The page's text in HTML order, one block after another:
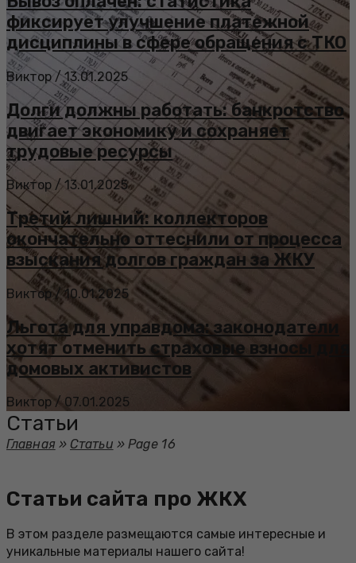
фиксирует улучшение платежной
дисциплины в сфере обращения с ТКО
Виктор / 13.01.2025
Долги должны работать: банкротство
двигает экономику и сохраняет
трудовые ресурсы
Виктор / 13.01.2025
Третий лишний: коллекторов
окончательно оттеснили от процесса
взыскания долгов граждан за ЖКУ
Виктор / 10.01.2025
Льгота для управдома: законодатели
хотят отменить страховые взносы для
домовых активистов
Виктор / 07.01.2025
Статьи
Главная » Статьи » Page 16
Статьи сайта про ЖКХ
В этом разделе размещаются самые интересные и
уникальные материалы нашего сайта!